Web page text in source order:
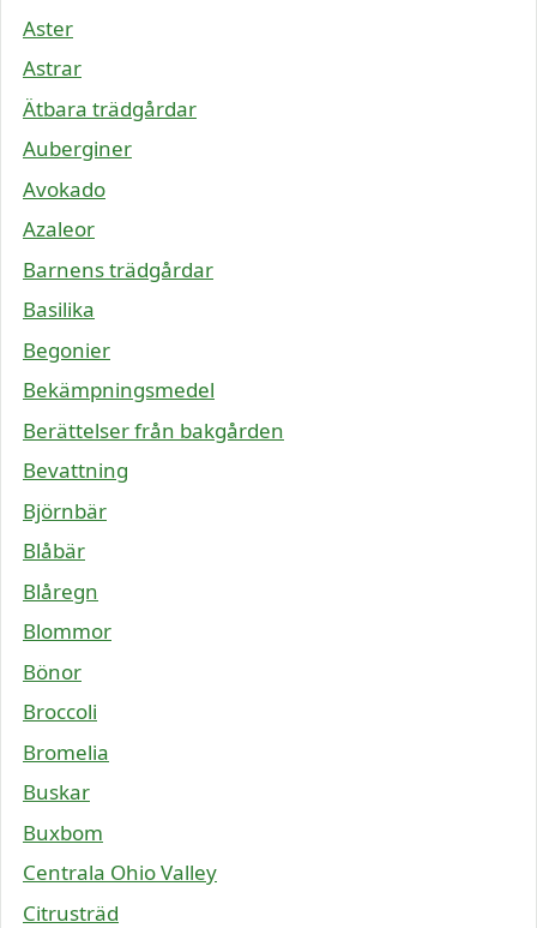
Aster
Astrar
Ätbara trädgårdar
Auberginer
Avokado
Azaleor
Barnens trädgårdar
Basilika
Begonier
Bekämpningsmedel
Berättelser från bakgården
Bevattning
Björnbär
Blåbär
Blåregn
Blommor
Bönor
Broccoli
Bromelia
Buskar
Buxbom
Centrala Ohio Valley
Citrusträd